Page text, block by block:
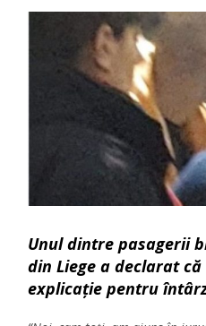
Unul dintre pasagerii
din Liege a declarat
explicație pentru